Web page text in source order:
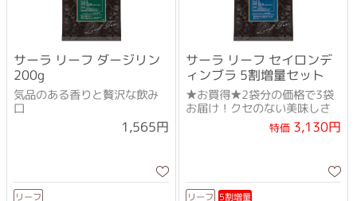
サーラ リーフ ダージリン
200g
気品のある香りと贅沢な飲み
口
1,565円
リーフ
サーラ リーフ セイロンデ
ィンブラ 5割増量セット
★お買得★2袋分の価格で3袋
お届け！クセのない美味しさ
特価3,130円
リーフ 5割増量